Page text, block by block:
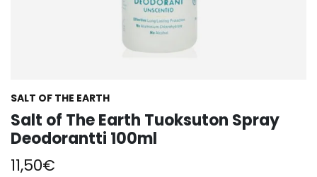
SALT OF THE EARTH
Salt of The Earth Tuoksuton Spray
Deodorantti 100ml
11,50€